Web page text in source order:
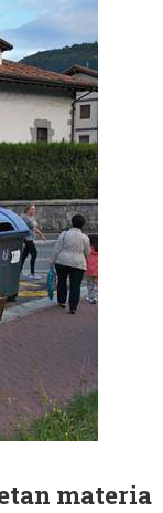
materia